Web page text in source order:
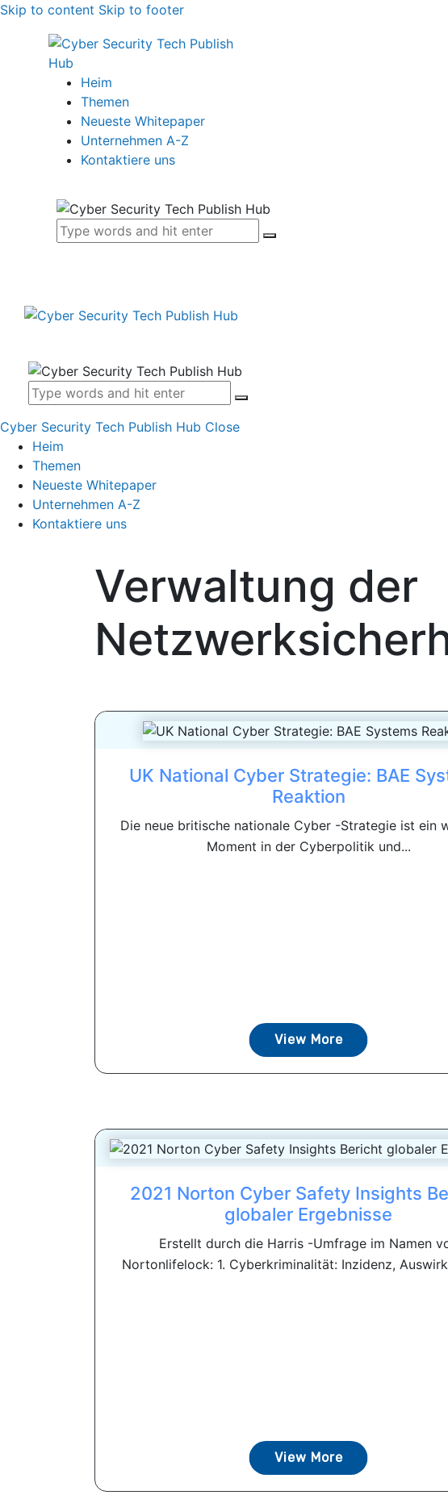
Skip to content Skip to footer
Heim
Themen
Neueste Whitepaper
Unternehmen A-Z
Kontaktiere uns
Cyber Security Tech Publish Hub Close
Heim
Themen
Neueste Whitepaper
Unternehmen A-Z
Kontaktiere uns
Verwaltung der
UK National Cyber ​​Strategie: BAE
Reaktion
Die neue britische nationale Cyber ​​-Strategie ist ein
Moment in der Cyberpolitik und...
View More
2021 Norton Cyber ​​Safety Insights
globaler Ergebnisse
Erstellt durch die Harris -Umfrage im Namen
Nortonlifelock: 1. Cyberkriminalität: Inzidenz,
View More